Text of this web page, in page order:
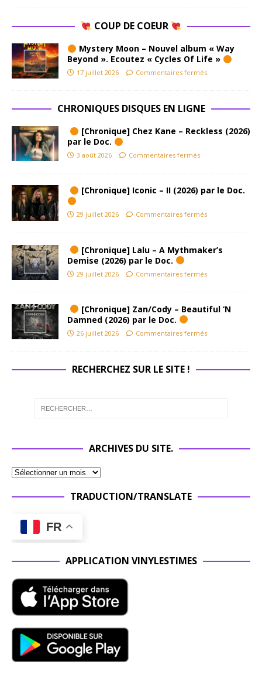
COUP DE COEUR
Mystery Moon – Nouvel album « Way
Beyond ». Ecoutez « Cycles Of Life »
17 juillet 2026 Commentaires fermés
CHRONIQUES DISQUES EN LIGNE
[Chronique] Chez Kane – Reckless (2026)
par le Doc.
3 août 2026 Commentaires fermés
[Chronique] Iconic – II (2026) par le Doc.
29 juillet 2026 Commentaires fermés
[Chronique] Lalu – A Mythmaker’s
Demise (2026) par le Doc.
29 juillet 2026 Commentaires fermés
[Chronique] Zan/Cody – Beautiful ‘N
Damned (2026) par le Doc.
26 juillet 2026 Commentaires fermés
RECHERCHEZ SUR LE SITE !
ARCHIVES DU SITE.
TRADUCTION/TRANSLATE
FR
APPLICATION VINYLESTIMES